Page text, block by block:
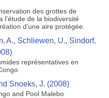
des grottes de
l’étude de la biodiversité
d’une aire protégée.
A., Schliewen, U., Sindorf,
représentatives en
Snoeks, J. (2008)
and Pool Malebo